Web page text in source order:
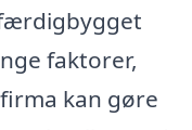
faktorer,
kan gøre